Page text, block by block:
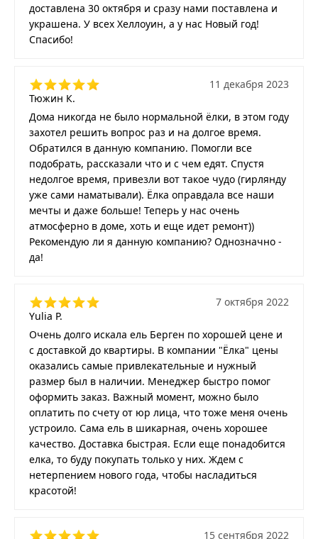
доставлена 30 октября и сразу нами поставлена и
украшена. У всех Хеллоуин, а у нас Новый год!
Спасибо!
Тюжин К.
11 декабря 2023
Дома никогда не было нормальной ёлки, в этом году
захотел решить вопрос раз и на долгое время.
Обратился в данную компанию. Помогли все
подобрать, рассказали что и с чем едят. Спустя
недолгое время, привезли вот такое чудо (гирлянду
уже сами наматывали). Ёлка оправдала все наши
мечты и даже больше! Теперь у нас очень
атмосферно в доме, хоть и еще идет ремонт))
Рекомендую ли я данную компанию? Однозначно -
да!
Yulia P.
7 октября 2022
Очень долго искала ель Берген по хорошей цене и
с доставкой до квартиры. В компании "Ёлка" цены
оказались самые привлекательные и нужный
размер был в наличии. Менеджер быстро помог
оформить заказ. Важный момент, можно было
оплатить по счету от юр лица, что тоже меня очень
устроило. Сама ель в шикарная, очень хорошее
качество. Доставка быстрая. Если еще понадобится
елка, то буду покупать только у них. Ждем с
нетерпением нового года, чтобы насладиться
красотой!
15 сентября 2022